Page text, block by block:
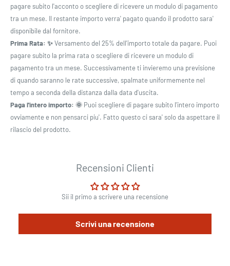
pagare subito l'acconto o scegliere di ricevere un modulo di pagamento
tra un mese. Il restante importo verra' pagato quando il prodotto sara'
disponibile dal fornitore.
Prima Rata: ✨Versamento del 25% dell'importo totale da pagare. Puoi
pagare subito la prima rata o scegliere di ricevere un modulo di
pagamento tra un mese. Successivamente ti invieremo una previsione
di quando saranno le rate successive, spalmate uniformemente nel
tempo a seconda della distanza dalla data d'uscita.
Paga l'intero importo: 🌞 Puoi scegliere di pagare subito l'intero importo
ovviamente e non pensarci piu'. Fatto questo ci sara' solo da aspettare il
rilascio del prodotto.
Recensioni Clienti
Sii il primo a scrivere una recensione
Scrivi una recensione